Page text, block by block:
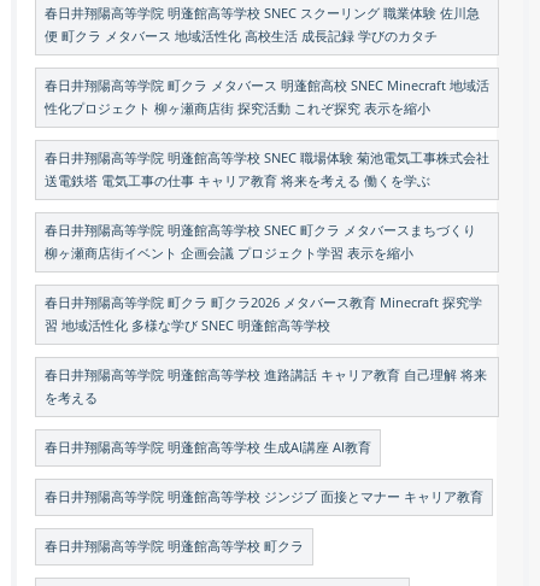
春日井翔陽高等学院 明蓬館高等学校 SNEC スクーリング 職業体験 佐川急
便 町クラ メタバース 地域活性化 高校生活 成長記録 学びのカタチ
春日井翔陽高等学院 町クラ メタバース 明蓬館高校 SNEC Minecraft 地域活
性化プロジェクト 柳ヶ瀬商店街 探究活動 これぞ探究 表示を縮小
春日井翔陽高等学院 明蓬館高等学校 SNEC 職場体験 菊池電気工事株式会社
送電鉄塔 電気工事の仕事 キャリア教育 将来を考える 働くを学ぶ
春日井翔陽高等学院 明蓬館高等学校 SNEC 町クラ メタバースまちづくり
柳ヶ瀬商店街イベント 企画会議 プロジェクト学習 表示を縮小
春日井翔陽高等学院 町クラ 町クラ2026 メタバース教育 Minecraft 探究学
習 地域活性化 多様な学び SNEC 明蓬館高等学校
春日井翔陽高等学院 明蓬館高等学校 進路講話 キャリア教育 自己理解 将来
を考える
春日井翔陽高等学院 明蓬館高等学校 生成AI講座 AI教育
春日井翔陽高等学院 明蓬館高等学校 ジンジブ 面接とマナー キャリア教育
春日井翔陽高等学院 明蓬館高等学校 町クラ